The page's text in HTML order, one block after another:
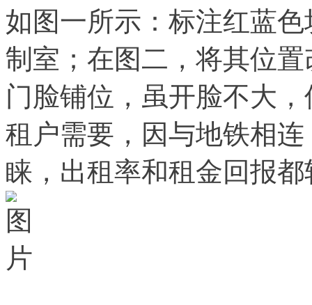
如图一所示：标注红蓝
制室；在图二，将其位
门脸铺位，虽开脸不大
租户需要，因与地铁相
睐，出租率和租金回报都